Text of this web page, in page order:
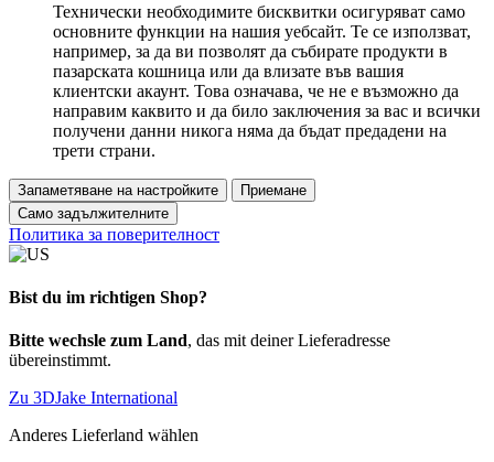
Технически необходимите бисквитки осигуряват само
основните функции на нашия уебсайт. Те се използват,
например, за да ви позволят да събирате продукти в
пазарската кошница или да влизате във вашия
клиентски акаунт. Това означава, че не е възможно да
направим каквито и да било заключения за вас и всички
получени данни никога няма да бъдат предадени на
трети страни.
Запаметяване на настройките
Приемане
Само задължителните
Политика за поверителност
Bist du im richtigen Shop?
Bitte wechsle zum Land, das mit deiner Lieferadresse
übereinstimmt.
Zu 3DJake International
Anderes Lieferland wählen